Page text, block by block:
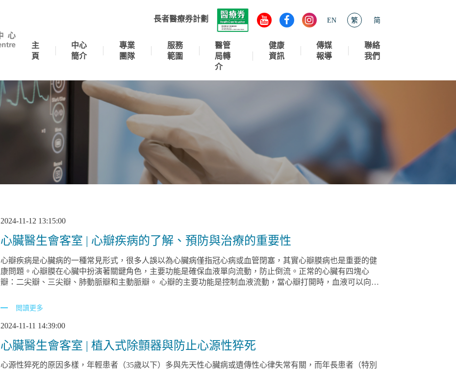
長者醫療券計劃 EN 繁 简
主
頁
中心
簡介
專業
團隊
服務
範圍
醫管
局轉
介
健康
資訊
傳媒
報導
聯絡
我們
2024-11-12 13:15:00
心臟醫生會客室 | 心瓣疾病的了解、預防與治療的重要性
心瓣疾病是心臟病的一種常見形式，很多人誤以為心臟病僅指冠心病或血管閉塞，其實心瓣膜病也是重要的健
康問題。心瓣膜在心臟中扮演著關鍵角色，主要功能是確保血液單向流動，防止倒流。正常的心臟有四塊心
瓣：二尖瓣、三尖瓣、肺動脈瓣和主動脈瓣。 心瓣的主要功能是控制血液流動，當心瓣打開時，血液可以向前
瓣倒流（瓣膜無法完全關閉）。這些問題可能導致病人出現多種症狀，如氣喘、體能下降及水腫等。
閲讀更多
2024-11-11 14:39:00
心臟醫生會客室 | 植入式除顫器與防止心源性猝死
心源性猝死的原因多樣，年輕患者（35歲以下）多與先天性心臟病或遺傳性心律失常有關，而年長患者（特別